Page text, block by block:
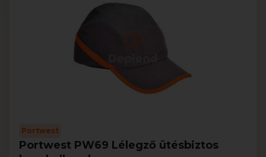
Portwest
Portwest PW69 Lélegző ütésbiztos